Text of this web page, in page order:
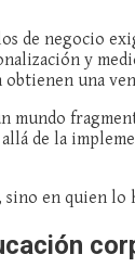
de negocio
y
una
allá de la
en quien lo